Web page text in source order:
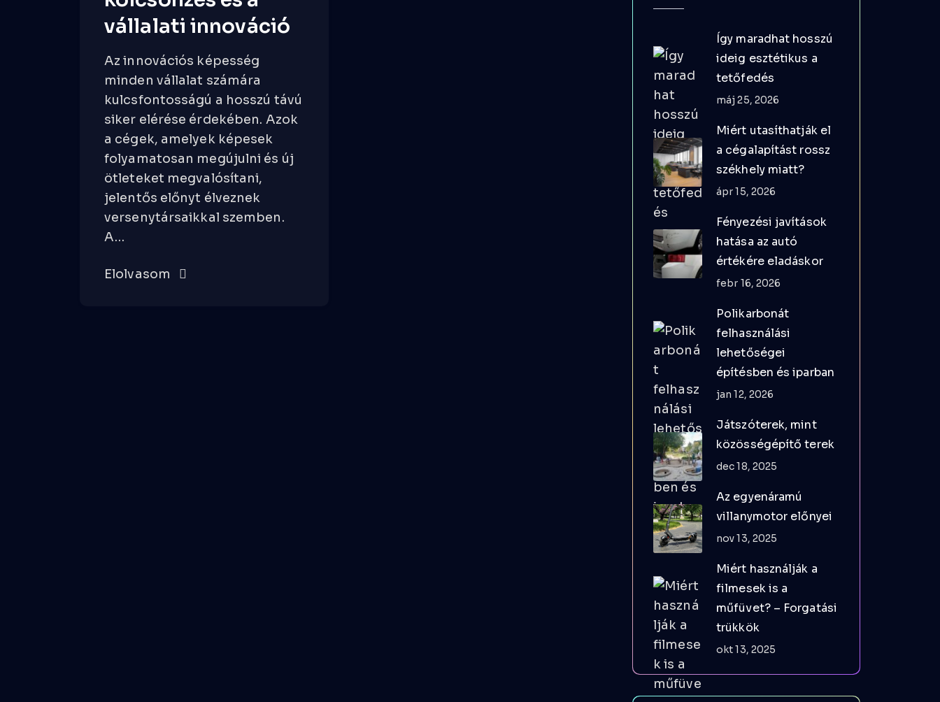
vállalati innováció
Az innovációs képesség
minden vállalat számára
kulcsfontosságú a hosszú távú
siker elérése érdekében. Azok
a cégek, amelyek képesek
folyamatosan megújulni és új
ötleteket megvalósítani,
jelentős előnyt élveznek
versenytársaikkal szemben.
A…
Elolvasom
Így maradhat hosszú
ideig esztétikus a
tetőfedés
máj 25, 2026
Miért utasíthatják el
a cégalapítást rossz
székhely miatt?
ápr 15, 2026
Fényezési javítások
hatása az autó
értékére eladáskor
febr 16, 2026
Polikarbonát
felhasználási
lehetőségei
építésben és iparban
jan 12, 2026
Játszóterek, mint
közösségépítő terek
dec 18, 2025
Az egyenáramú
villanymotor előnyei
nov 13, 2025
Miért használják a
filmesek is a
műfüvet? – Forgatási
trükkök
okt 13, 2025